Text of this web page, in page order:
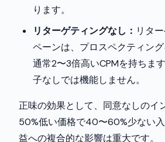
ります。
リターゲティングなし： リタ
ペーンは、プロスペクティン
通常2〜3倍高いCPMを持ちま
子なしでは機能しません。
正味の効果として、同意なしのイ
50%低い価格で40〜60%少ない
益への複合的な影響は重大です。